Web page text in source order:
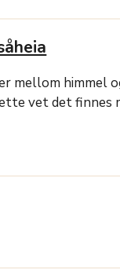
mellom himmel
vet det finnes